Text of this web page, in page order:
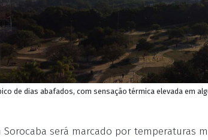
de dias abafados, com sensação térmica elevada em
Sorocaba será marcado por temperaturas